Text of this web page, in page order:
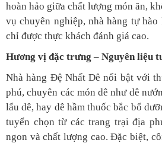
hoàn hảo giữa chất lượng món ăn,
vụ chuyên nghiệp, nhà hàng tự
chỉ được thực khách đánh giá cao.
Hương vị đặc trưng – Nguyên liệu
Nhà hàng Đệ Nhất Dê nổi bật với
phú, chuyên các món dê như dê
lẩu dê, hay dê hầm thuốc bắc bổ
tuyển chọn từ các trang trại địa
ngon và chất lượng cao. Đặc biệt,